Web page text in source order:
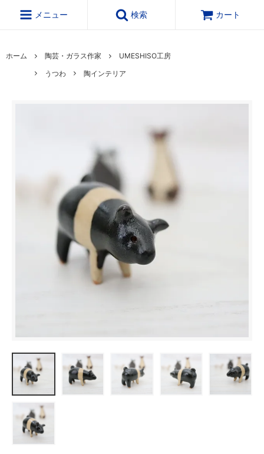
メニュー 検索 カート
ホーム 陶芸・ガラス作家
UMESHISO工房
うつわ
陶インテリア